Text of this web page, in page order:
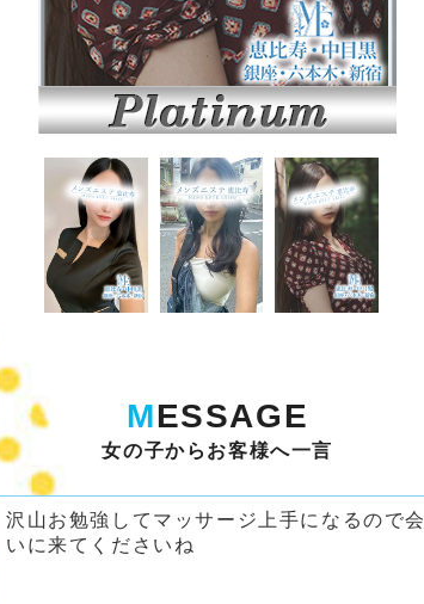
MESSAGE
女の子からお客様へ一言
沢山お勉強してマッサージ上手になるので会
いに来てくださいね